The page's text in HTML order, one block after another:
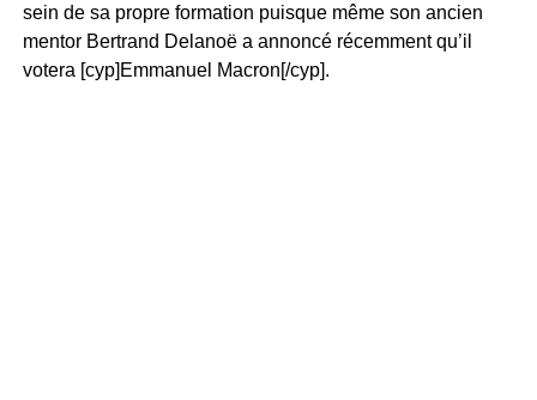
sein de sa propre formation puisque même son ancien
mentor Bertrand Delanoë a annoncé récemment qu’il
votera [cyp]Emmanuel Macron[/cyp].